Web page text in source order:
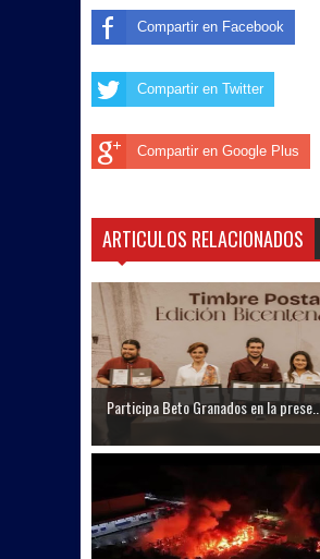
Compartir en Facebook
Compartir en Twitter
Compartir en Google Plus
ARTICULOS RELACIONADOS
Participa Beto Granados en la